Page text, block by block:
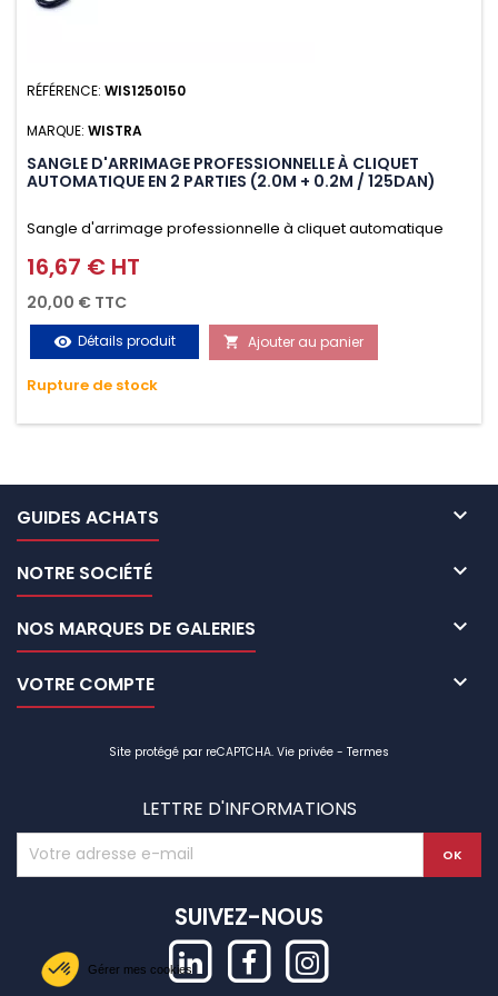
Gérer mes cookies
RÉFÉRENCE: WIS1250150
MARQUE: WISTRA
SANGLE D'ARRIMAGE PROFESSIONNELLE À CLIQUET
AUTOMATIQUE EN 2 PARTIES (2.0M + 0.2M / 125DAN)
Sangle d'arrimage professionnelle à cliquet automatique
avec crochet S en 2 parties (2.0M + 0.2M / 125daN), simple et
rapide d'utilisation. Permet d'arrimer et de sécuriser
vos chargements pendant le transport. Matière polyester
très résistante aux UV et aux variations de températures,
n'absorbe pas l'eau.
Prix
16,67 € HT
20,00 € TTC
visibility Détails produit  Ajouter au panier
Rupture de stock
GUIDES ACHATS 
NOTRE SOCIÉTÉ 
NOS MARQUES DE GALERIES 
VOTRE COMPTE 
Site protégé par reCAPTCHA. Vie privée - Termes
LETTRE D'INFORMATIONS
SUIVEZ-NOUS